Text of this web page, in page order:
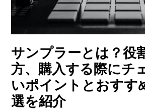
サンプラーとは？役
方、購入する際にチ
いポイントとおすす
選を紹介